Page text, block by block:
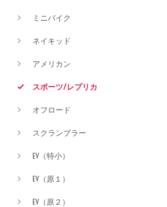
ミニバイク
ネイキッド
アメリカン
スポーツ/レプリカ
オフロード
スクランブラー
EV（特小）
EV（原１）
EV（原２）
価格